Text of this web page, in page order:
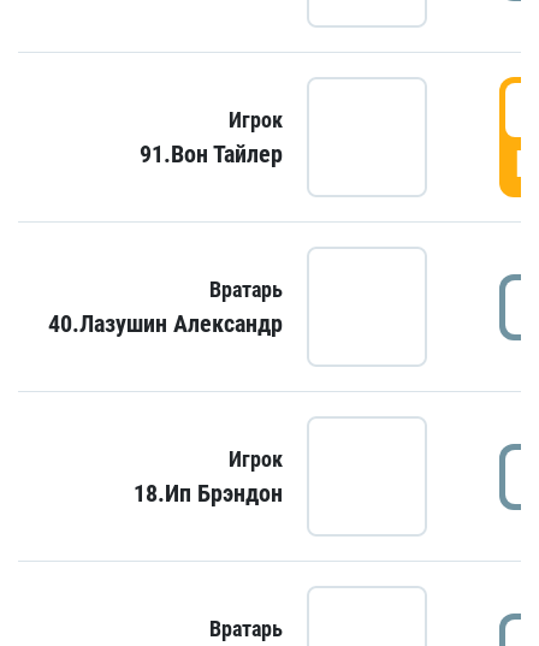
Игрок
91.Вон Тайлер
Вратарь
40.Лазушин Александр
Игрок
18.Ип Брэндон
Вратарь